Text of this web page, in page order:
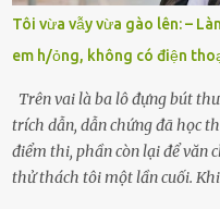
cái tên mẹ đặt lúc còn sống,
giữa mùa đông. Nhưng hoa
thì chỉ toàn đất sỏi đá và
Khoa Hà...
Tôi vừa vẫy vừa gào lên: –
em h/ỏng, không có điện
Trên vai là ba lô đựng bút
trích dẫn, dẫn chứng đã học
điểm thi, phần còn lại để văn
thử thách tôi một lần cuối.